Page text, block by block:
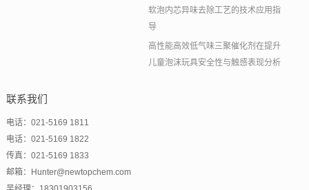
软泡内芯异味去除工艺的技术应用指
导
高性能高效低气味三聚催化剂在提升
儿童泡沫玩具安全性与触感表现分析
联系我们
电话：021-5169 1811
电话：021-5169 1822
传真：021-5169 1833
邮箱：Hunter@newtopchem.com